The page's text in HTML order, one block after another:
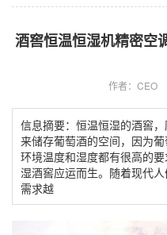
酒窖恒温恒湿机精密空
作者：CEO
信息摘要：恒温恒湿的酒窖
来储存葡萄酒的空间，因为
环境温度和湿度都有很高的
湿酒窖应运而生。随着现代
需求越